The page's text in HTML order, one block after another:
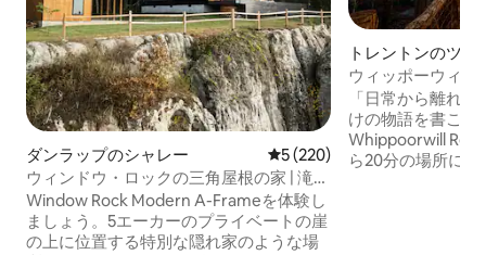
ダンラップのシャレー レビュー220件、5つ星中5つ
5 (220)
ウィンドウ・ロックの三角屋根の家 | 滝見
え、ジャグジー、上位1%
Window Rock Modern A-Frameを体験し
ましょう。5エーカーのプライベートの崖
の上に位置する特別な隠れ家のような場
トレントンのツリ
ウィッポーウィル
ハウス
「日常から離れ
けの物語を書こう
Whippoorwill
ら20分の場所に